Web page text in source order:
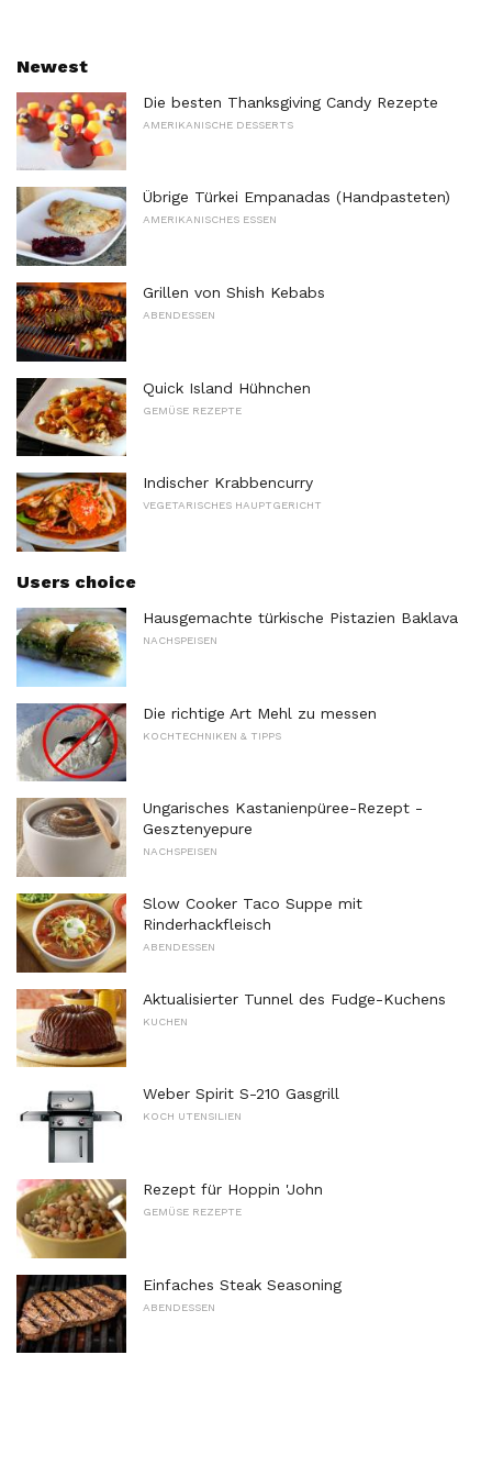
Newest
Die besten Thanksgiving Candy Rezepte
AMERIKANISCHE DESSERTS
Übrige Türkei Empanadas (Handpasteten)
AMERIKANISCHES ESSEN
Grillen von Shish Kebabs
ABENDESSEN
Quick Island Hühnchen
GEMÜSE REZEPTE
Indischer Krabbencurry
VEGETARISCHES HAUPTGERICHT
Users choice
Hausgemachte türkische Pistazien Baklava
NACHSPEISEN
Die richtige Art Mehl zu messen
KOCHTECHNIKEN & TIPPS
Ungarisches Kastanienpüree-Rezept -
Gesztenyepure
NACHSPEISEN
Slow Cooker Taco Suppe mit
Rinderhackfleisch
ABENDESSEN
Aktualisierter Tunnel des Fudge-Kuchens
KUCHEN
Weber Spirit S-210 Gasgrill
KOCH UTENSILIEN
Rezept für Hoppin 'John
GEMÜSE REZEPTE
Einfaches Steak Seasoning
ABENDESSEN